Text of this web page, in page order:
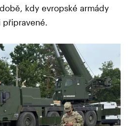
kdy evropské armády